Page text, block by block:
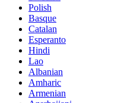
Polish
Basque
Catalan
Esperanto
Hindi
Lao
Albanian
Amharic
Armenian